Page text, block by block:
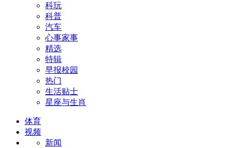
科玩
科普
汽车
心事家事
精选
特辑
早报校园
热门
生活贴士
星座与生肖
体育
视频
新闻